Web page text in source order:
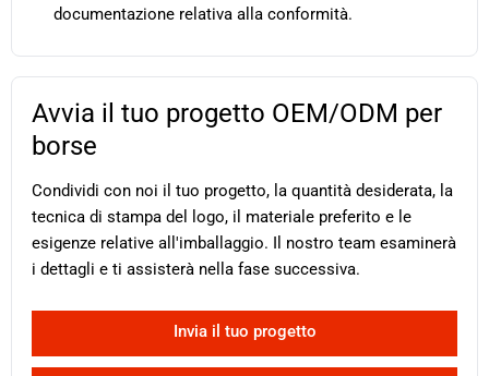
documentazione relativa alla conformità.
Avvia il tuo progetto OEM/ODM per
borse
Condividi con noi il tuo progetto, la quantità desiderata, la
tecnica di stampa del logo, il materiale preferito e le
esigenze relative all'imballaggio. Il nostro team esaminerà
i dettagli e ti assisterà nella fase successiva.
Invia il tuo progetto